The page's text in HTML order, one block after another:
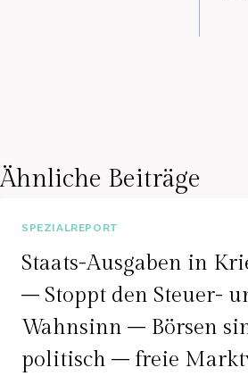
Ähnliche Beiträge
SPEZIALREPORT
Staats-Ausgaben in
– Stoppt den Steuer-
Wahnsinn – Börsen
politisch – freie